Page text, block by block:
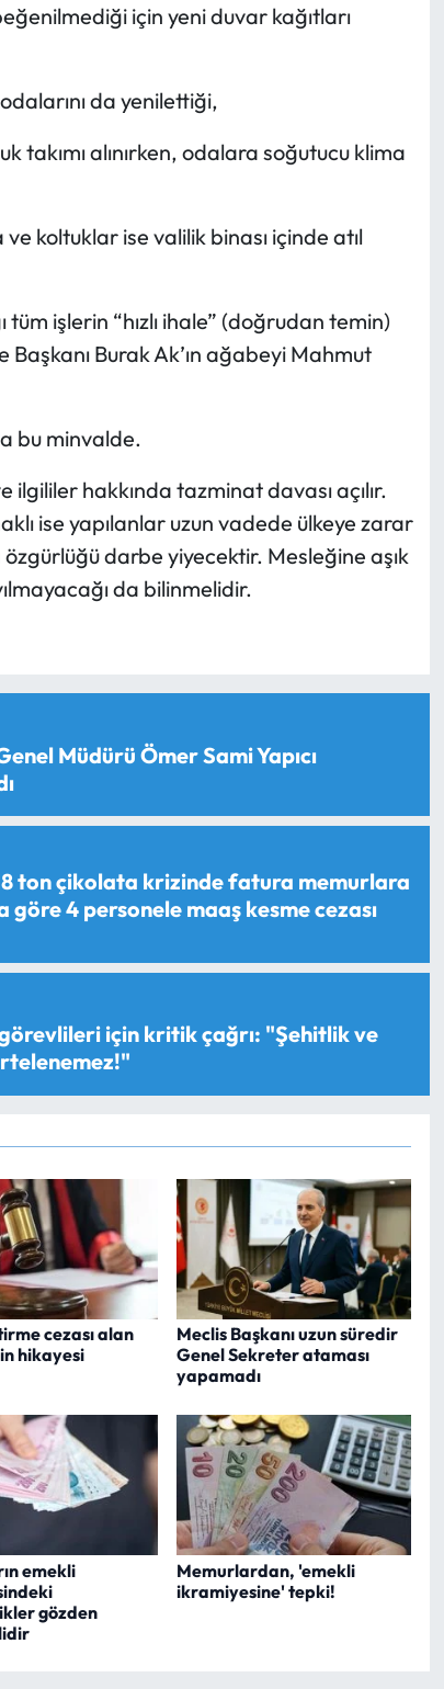
için yeni duvar kağıtları
da yenilettiği,
takımı alınırken, odalara soğutucu klima
koltuklar ise valilik binası içinde atıl
işlerin “hızlı ihale” (doğrudan temin)
Burak Ak’ın ağabeyi Mahmut
bu minvalde.
ilgililer hakkında tazminat davası açılır.
ise yapılanlar uzun vadede ülkeye zarar
darbe yiyecektir. Mesleğine aşık
da bilinmelidir.
Müdürü Ömer Sami Yapıcı
ton çikolata krizinde fatura memurlara
göre 4 personele maaş kesme cezası
için kritik çağrı: "Şehitlik ve
cezası alan
hikayesi
Meclis Başkanı uzun süredir
Genel Sekreter ataması
yapamadı
emekli
gözden
Memurlardan, 'emekli
ikramiyesine' tepki!